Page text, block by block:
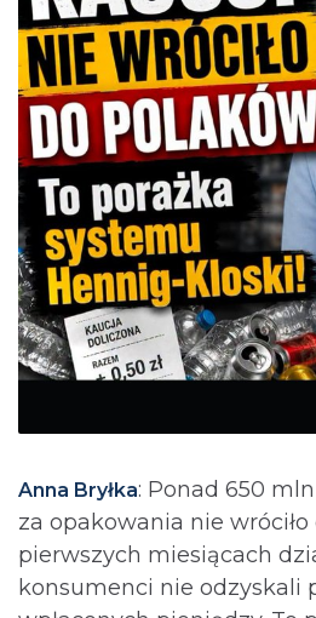
Anna Bryłka: Ponad 650
za opakowania nie
pierwszych miesiącach
konsumenci nie odzyskali